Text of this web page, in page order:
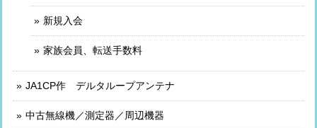
新規入会
家族会員、転送手数料
JA1CP作 デルタループアンテナ
中古無線機／測定器／周辺機器